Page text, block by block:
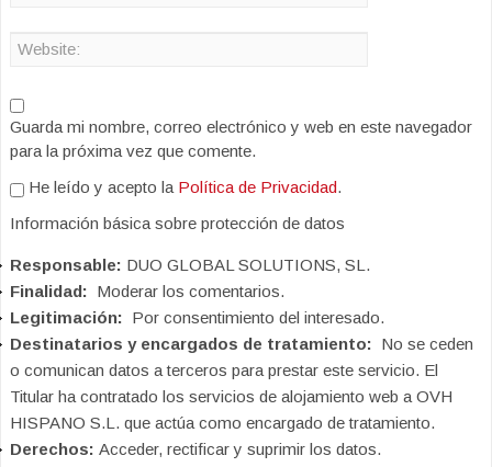
Guarda mi nombre, correo electrónico y web en este navegador
para la próxima vez que comente.
He leído y acepto la Política de Privacidad.
Información básica sobre protección de datos
Responsable: DUO GLOBAL SOLUTIONS, SL.
Finalidad: Moderar los comentarios.
Legitimación: Por consentimiento del interesado.
Destinatarios y encargados de tratamiento: No se ceden
o comunican datos a terceros para prestar este servicio. El
Titular ha contratado los servicios de alojamiento web a OVH
HISPANO S.L. que actúa como encargado de tratamiento.
Derechos: Acceder, rectificar y suprimir los datos.